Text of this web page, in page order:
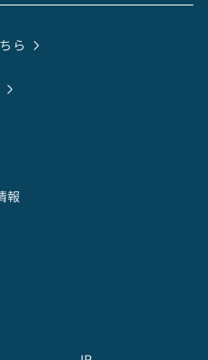
、財務を超えて事業全体を
て事業全体を見渡し、経営
く関与できます。
業ポートフォリオをモニタ
長を推進する重要なポジシ
事業計画、組織戦略など、
の成長をけん引する「経営
ジネスの未来をデザインす
。
“マルチプレイヤー”として
役職に縛られることなく、
軟に担っていただけます。
経営課題に応じて、COO的
ードポジションなど、多様
任せします。
ら
報